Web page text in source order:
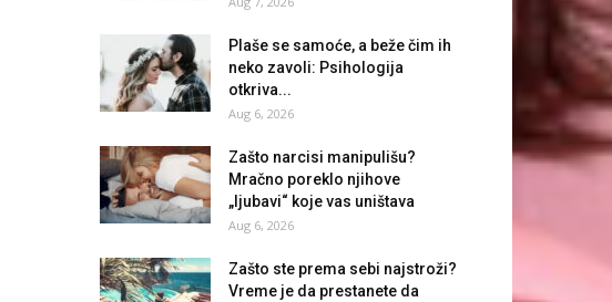
Plaše se samoće, a beže čim ih
neko zavoli: Psihologija
otkriva...
Aug 6, 2026
Zašto narcisi manipulišu?
Mračno poreklo njihove
„ljubavi“ koje vas uništava
Aug 6, 2026
Zašto ste prema sebi najstroži?
Vreme je da prestanete da